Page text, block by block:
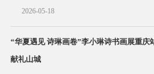
2026-05-18
“华夏遇见 诗琳画卷”李小琳诗书画展重庆
献礼山城